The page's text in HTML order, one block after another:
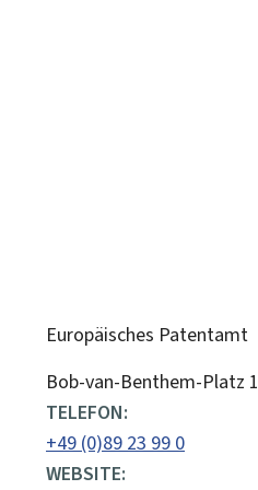
Europäisches Patentamt
ADRESSE:
Bob-van-Benthem-Platz 1
TELEFON:
+49 (0)89 23 99 0
WEBSITE: